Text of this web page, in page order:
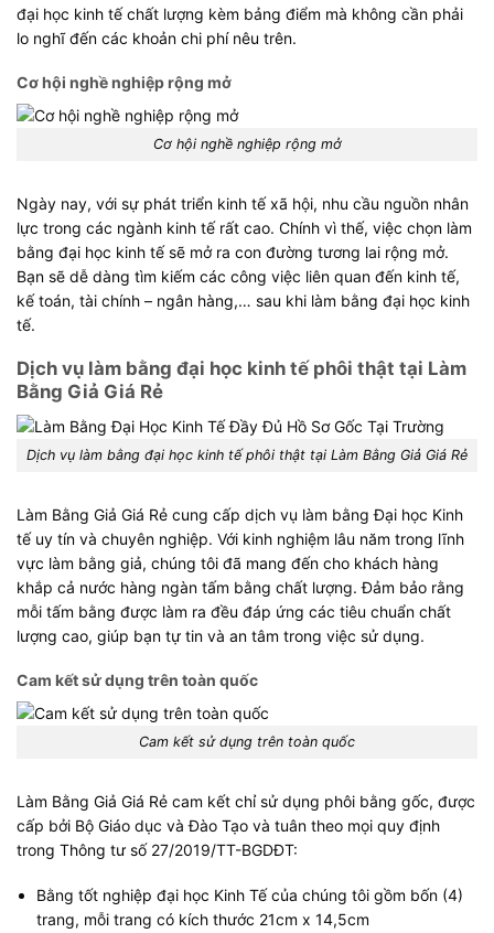
đại học kinh tế chất lượng kèm bảng điểm mà không cần phải
lo nghĩ đến các khoản chi phí nêu trên.
Cơ hội nghề nghiệp rộng mở
Cơ hội nghề nghiệp rộng mở
Ngày nay, với sự phát triển kinh tế xã hội, nhu cầu nguồn nhân
lực trong các ngành kinh tế rất cao. Chính vì thế, việc chọn làm
bằng đại học kinh tế sẽ mở ra con đường tương lai rộng mở.
Bạn sẽ dễ dàng tìm kiếm các công việc liên quan đến kinh tế,
kế toán, tài chính – ngân hàng,… sau khi làm bằng đại học kinh
tế.
Dịch vụ làm bằng đại học kinh tế phôi thật tại Làm
Bằng Giả Giá Rẻ
Dịch vụ làm bằng đại học kinh tế phôi thật tại Làm Bằng Giả Giá Rẻ
Làm Bằng Giả Giá Rẻ cung cấp dịch vụ làm bằng Đại học Kinh
tế uy tín và chuyên nghiệp. Với kinh nghiệm lâu năm trong lĩnh
vực làm bằng giả, chúng tôi đã mang đến cho khách hàng
khắp cả nước hàng ngàn tấm bằng chất lượng. Đảm bảo rằng
mỗi tấm bằng được làm ra đều đáp ứng các tiêu chuẩn chất
lượng cao, giúp bạn tự tin và an tâm trong việc sử dụng.
Cam kết sử dụng trên toàn quốc
Cam kết sử dụng trên toàn quốc
Làm Bằng Giả Giá Rẻ cam kết chỉ sử dụng phôi bằng gốc, được
cấp bởi Bộ Giáo dục và Đào Tạo và tuân theo mọi quy định
trong Thông tư số 27/2019/TT-BGDĐT:
Bằng tốt nghiệp đại học Kinh Tế của chúng tôi gồm bốn (4)
trang, mỗi trang có kích thước 21cm x 14,5cm